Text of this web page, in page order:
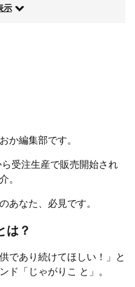
示
か編集部です。
受注生産で販売開始され
。
あなた、必見です。
は？
であり続けてほしい！」と
ド「じゃがりこ と」。